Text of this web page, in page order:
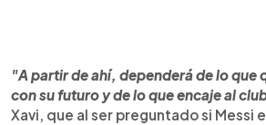
"A partir de ahí, dependerá de lo que
con su futuro y de lo que encaje al
Xavi, que al ser preguntado si Messi